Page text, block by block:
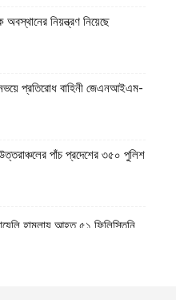
অবস্থানের নিয়ন্ত্রণ নিয়েছে
প্রতিরোধ বাহিনী জেএনআইএম-
পাঁচ প্রদেশের ৩৫০ পুলিশ
হামলায় আহত ৫১ ফিলিস্তিনি